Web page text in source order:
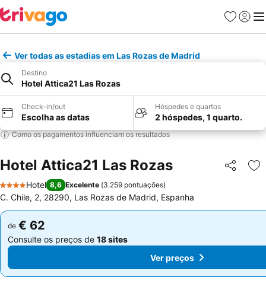
Favoritos
Iniciar
Ver todas as estadias em Las Rozas de Madrid
Destino
Hotel Attica21 Las Rozas
Check-in/out
Escolha as datas
Hóspedes e quartos
2 hóspedes, 1 quarto.
Como os pagamentos influenciam os resultados
Hotel Attica21 Las Rozas Partilhar
4 Estrelas
Hotel 8,6 Excelente (3.259 pontuações)
C. Chile, 2, 28290, Las Rozas de Madrid, Espanha
de € 62
Consulte os preços de 18 sites
de € 62
Consulte os preços de 18 sites
Ver preços